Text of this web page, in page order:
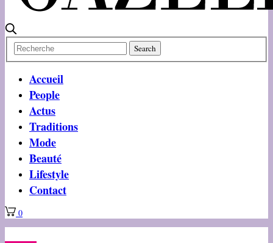
Accueil
People
Actus
Traditions
Mode
Beauté
Lifestyle
Contact
0